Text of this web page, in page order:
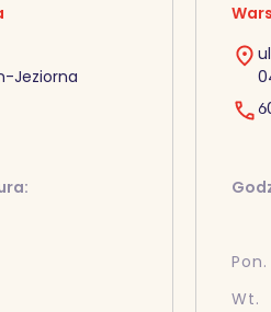
Jeziorna
Pon.
Wt.